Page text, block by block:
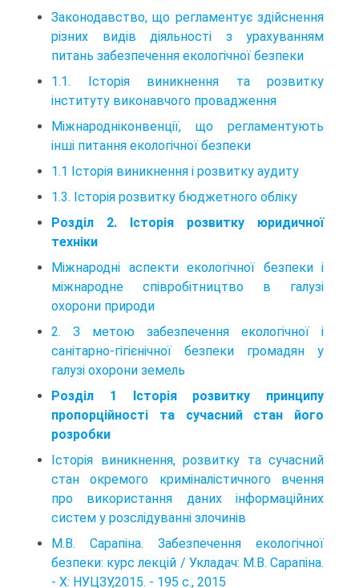
Законодавство, що регламентує здійснення
різних видів діяльності з урахуванням
питань забезпечення екологічної безпеки
1.1. Історія виникнення та розвитку
інституту виконавчого провадження
Міжнародніконвенції, що регламентують
інші питання екологічної безпеки
1.1 Історія виникнення і розвитку аудиту
1.3. Історія розвитку бюджетного обліку
Розділ 2. Історія розвитку юридичної
техніки
Міжнародні аспекти екологічної безпеки і
міжнародне співробітництво в галузі
охорони природи
2. З метою забезпечення екологічної і
санітарно-гігієнічної безпеки громадян у
галузі охорони земель
Розділ 1 Історія розвитку принципу
пропорційності та сучасний стан його
розробки
Історія виникнення, розвитку та сучасний
стан окремого криміналістичного вчення
про використання даних інформаційних
систем у розслідуванні злочинів
М.В. Сарапіна. Забезпечення екологічної
безпеки: курс лекцій / Укладач: М.В. Сарапіна.
- Х: НУЦЗУ,2015. - 195 с., 2015